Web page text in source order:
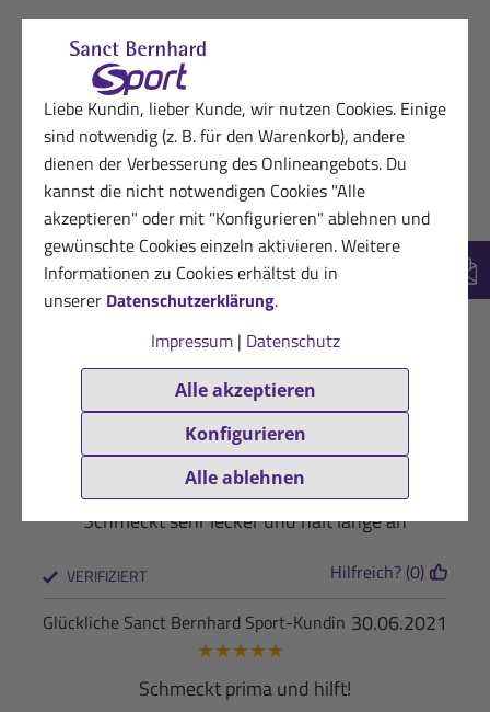
Liebe Kundin, lieber Kunde, wir nutzen Cookies. Einige
sind notwendig (z. B. für den Warenkorb), andere
dienen der Verbesserung des Onlineangebots. Du
kannst die nicht notwendigen Cookies "Alle
akzeptieren" oder mit "Konfigurieren" ablehnen und
gewünschte Cookies einzeln aktivieren. Weitere
Informationen zu Cookies erhältst du in
unserer Datenschutzerklärung.
Impressum| Datenschutz
Alle akzeptieren
Konfigurieren
Alle ablehnen
Dankbarer Kunde von Sanct Bernhard
Sport
Einfach lecker
VERIFIZIERT Hilfreich? (0)
25.05.2023
Begeisterte Kundin von Sanct Bernhard
Sport
★★★★★
(Laktoseintollerant)
VERIFIZIERT Hilfreich? (0)
14.07.2021
Gisela H.
★★★★★
Schmeckt sehr lecker und hält lange an
VERIFIZIERT Hilfreich? (0)
30.06.2021
Glückliche Sanct Bernhard Sport-Kundin
★★★★★
Schmeckt prima und hilft!